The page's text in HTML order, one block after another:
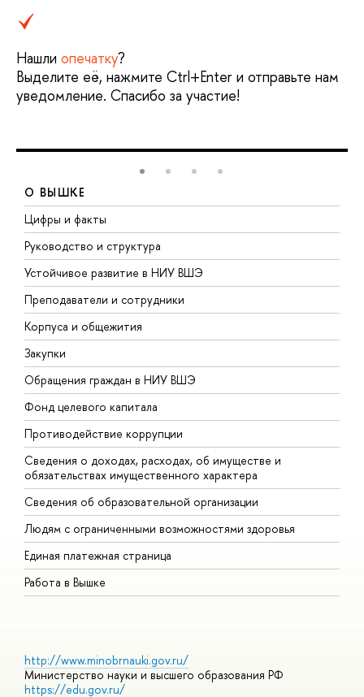
Нашли опечатку?
Выделите её, нажмите Ctrl+Enter и отправьте нам
уведомление. Спасибо за участие!
О ВЫШКЕ
Цифры и факты
Руководство и структура
Устойчивое развитие в НИУ ВШЭ
Преподаватели и сотрудники
Корпуса и общежития
Закупки
Обращения граждан в НИУ ВШЭ
Фонд целевого капитала
Противодействие коррупции
Сведения о доходах, расходах, об имуществе и
обязательствах имущественного характера
Сведения об образовательной организации
Людям с ограниченными возможностями здоровья
Единая платежная страница
Работа в Вышке
http://www.minobrnauki.gov.ru/
Министерство науки и высшего образования РФ
https://edu.gov.ru/